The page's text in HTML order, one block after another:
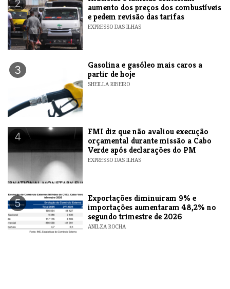
2
aumento dos preços dos combustíveis
e pedem revisão das tarifas
EXPRESSO DAS ILHAS
3
Gasolina e gasóleo mais caros a
partir de hoje
SHEILLA RIBEIRO
4
FMI diz que não avaliou execução
orçamental durante missão a Cabo
Verde após declarações do PM
EXPRESSO DAS ILHAS
5
Exportações diminuiram 9% e
importações aumentaram 48,2% no
segundo trimestre de 2026
ANILZA ROCHA